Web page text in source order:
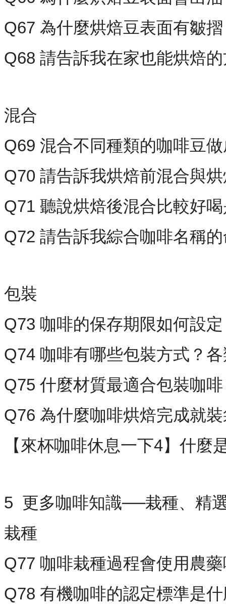
Q67 為什麼烘焙豆表面有皺
Q68 請告訴我在家也能烘焙
混合
Q69 混合不同種類的咖啡豆
Q70 請告訴我烘焙前混合與
Q71 聽說烘焙後混合比較好
Q72 請告訴我綜合咖啡名稱
包裝
Q73 咖啡的保存期限如何設
Q74 咖啡有哪些包裝方式？
Q75 什麼材質最適合包裝咖
Q76 為什麼咖啡烘焙完成就
【來杯咖啡休息一下4】什
5 更多咖啡知識──栽種、精
栽種
Q77 咖啡栽種過程會使用農
Q78 有機咖啡的認定標準是